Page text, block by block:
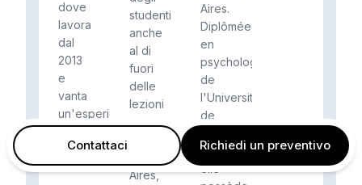
dove
lavora
dal
2013
e
vanta
un'esperienza
pregressa
nell'insegname...
studenti
anche
al di
fuori
delle
lezioni
Expanish
Aires,
Aires.
Diplômée
en
psychologie
de
l'Université
de
Aires,
elle
Contattaci Richiedi un preventivo